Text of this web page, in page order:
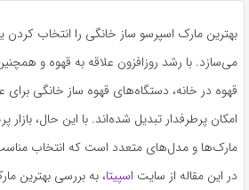
بهترین مارک اسپرسو ساز خانگی را انتخاب
می‌سازد. با رشد روزافزون علاقه به قهوه و
قهوه در خانه، دستگاه‌های قهوه ساز خانگی برای
امکان پرطرفدار تبدیل شده‌اند. با این حال، بازار
مارک‌ها و مدل‌های متعدد است که انتخاب
در این مقاله از سایت اسپیتا، به بررسی بهترین